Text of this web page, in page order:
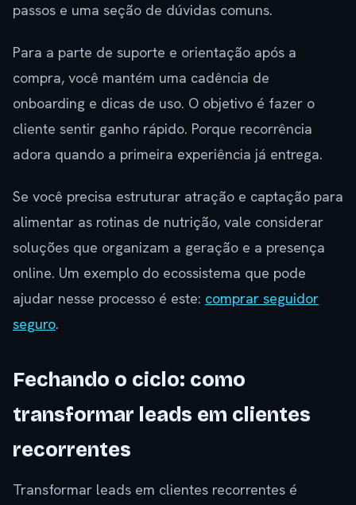
passos e uma seção de dúvidas comuns.
Para a parte de suporte e orientação após a
compra, você mantém uma cadência de
onboarding e dicas de uso. O objetivo é fazer o
cliente sentir ganho rápido. Porque recorrência
adora quando a primeira experiência já entrega.
Se você precisa estruturar atração e captação para
alimentar as rotinas de nutrição, vale considerar
soluções que organizam a geração e a presença
online. Um exemplo do ecossistema que pode
ajudar nesse processo é este: comprar seguidor
seguro.
Fechando o ciclo: como
transformar leads em clientes
recorrentes
Transformar leads em clientes recorrentes é